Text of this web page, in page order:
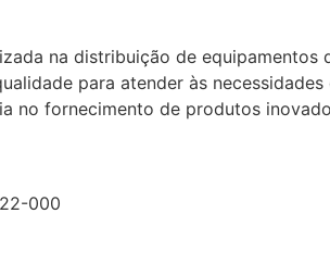
na distribuição de
para atender às
no fornecimento de produtos
000